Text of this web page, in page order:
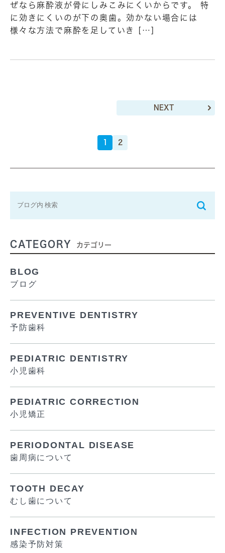
ぜなら麻酔液が骨にしみこみにくいからです。 特
に効きにくいのが下の奥歯。効かない場合には
様々な方法で麻酔を足していき […]
1 2
NEXT
CATEGORY カテゴリー
BLOG
ブログ
PREVENTIVE DENTISTRY
予防歯科
PEDIATRIC DENTISTRY
小児歯科
PEDIATRIC CORRECTION
小児矯正
PERIODONTAL DISEASE
歯周病について
TOOTH DECAY
むし歯について
INFECTION PREVENTION
感染予防対策